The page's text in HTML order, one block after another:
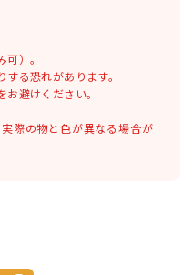
）。
る恐れがあります。
避けください。
際の物と色が異なる場合が